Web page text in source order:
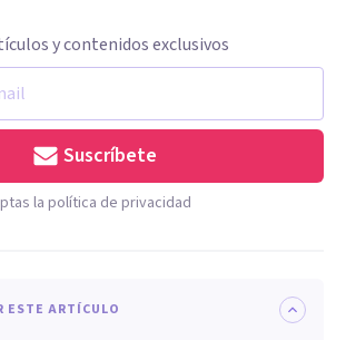
y contenidos exclusivos
Suscríbete
la política de privacidad
ESTE ARTÍCULO